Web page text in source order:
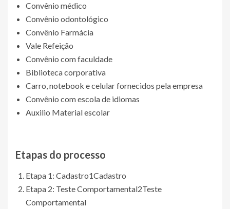
Convênio médico
Convênio odontológico
Convênio Farmácia
Vale Refeição
Convênio com faculdade
Biblioteca corporativa
Carro, notebook e celular fornecidos pela empresa
Convênio com escola de idiomas
Auxilio Material escolar
Etapas do processo
Etapa 1: Cadastro1Cadastro
Etapa 2: Teste Comportamental2Teste
Comportamental